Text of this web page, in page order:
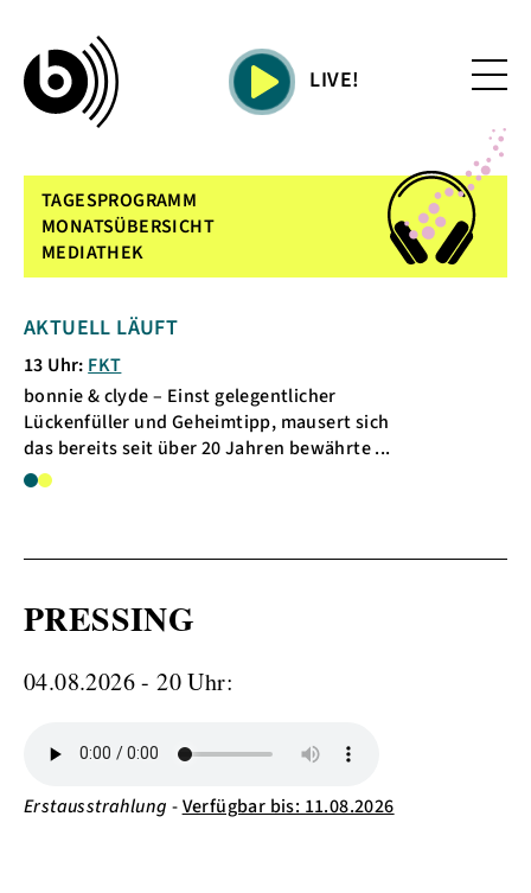
LIVE!
AKTUELL LÄUFT
13 Uhr:FKT
bonnie & clyde – Einst gelegentlicher
Lückenfüller und Geheimtipp, mausert sich
das bereits seit über 20 Jahren bewährte ...
Lückenfüller und
das bereits seit
TAGESPROGRAMM
MONATSÜBERSICHT
MEDIATHEK
PRESSING
04.08.2026 - 20 Uhr:
Erstausstrahlung -Verfügbar bis: 11.08.2026